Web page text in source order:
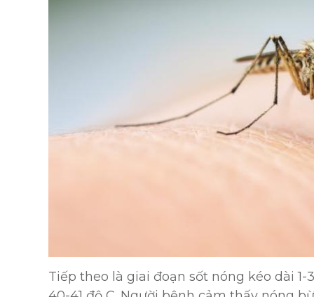
Tiếp theo là giai đoạn sốt nóng kéo dài